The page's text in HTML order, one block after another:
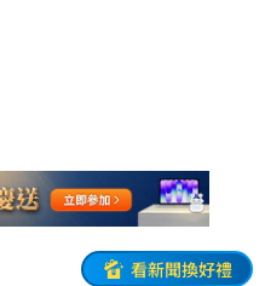
看新聞換好禮